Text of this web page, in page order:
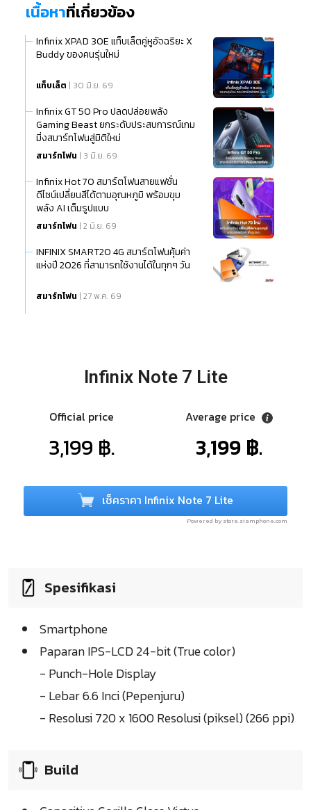
เนื้อหาที่เกี่ยวข้อง
Infinix XPAD 30E แท็บเล็ตคู่หูอัจฉริยะ X
Buddy ของคนรุ่นใหม่
แท็บเล็ต | 30 มิ.ย. 69
Infinix GT 50 Pro ปลดปล่อยพลัง
Gaming Beast ยกระดับประสบการณ์เกม
มิ่งสมาร์ทโฟนสู่มิติใหม่
สมาร์ทโฟน | 3 มิ.ย. 69
Infinix Hot 70 สมาร์ตโฟนสายแฟชั่น
ดีไซน์เปลี่ยนสีได้ตามอุณหภูมิ พร้อมขุม
พลัง AI เต็มรูปแบบ
สมาร์ทโฟน | 2 มิ.ย. 69
INFINIX SMART20 4G สมาร์ตโฟนคุ้มค่า
แห่งปี 2026 ที่สามารถใช้งานได้ในทุกๆ วัน
สมาร์ทโฟน | 27 พ.ค. 69
Infinix Note 7 Lite
Official price
3,199 ฿.
Average price
3,199 ฿.
เช็คราคา Infinix Note 7 Lite
Powered by store.siamphone.com
Spesifikasi
Smartphone
Paparan IPS-LCD 24-bit (True color)
- Punch-Hole Display
- Lebar 6.6 Inci (Pepenjuru)
- Resolusi 720 x 1600 Resolusi (piksel) (266 ppi)
Build